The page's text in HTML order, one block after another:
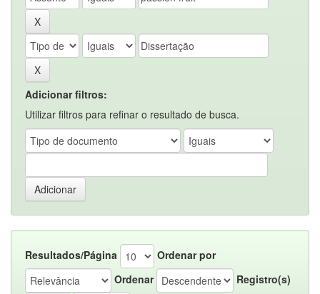
Adicionar filtros:
Utilizar filtros para refinar o resultado de busca.
Resultados/Página
Ordenar por
Ordenar
Registro(s)